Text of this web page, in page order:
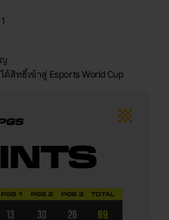
ด้สิทธิ์เข้าสู่ Esports World Cup